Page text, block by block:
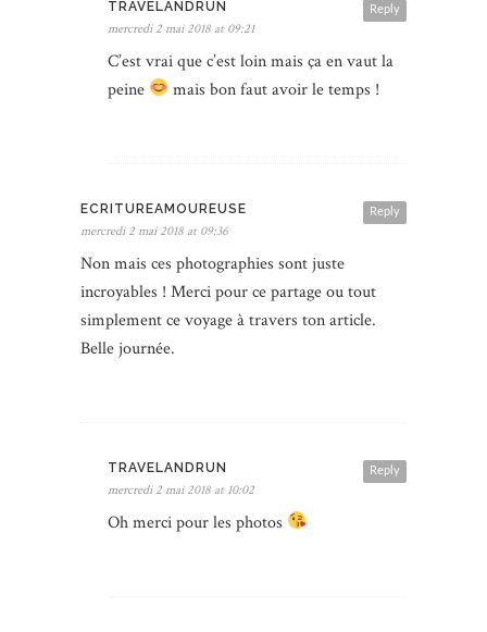
Reply
TRAVELANDRUN
mercredi 2 mai 2018 at 09:21
C’est vrai que c’est loin mais ça en vaut la
peine
mais bon faut avoir le temps !
Reply
ECRITUREAMOUREUSE
mercredi 2 mai 2018 at 09:36
Non mais ces photographies sont juste
incroyables ! Merci pour ce partage ou tout
simplement ce voyage à travers ton article.
Belle journée.
Reply
TRAVELANDRUN
mercredi 2 mai 2018 at 10:02
Oh merci pour les photos